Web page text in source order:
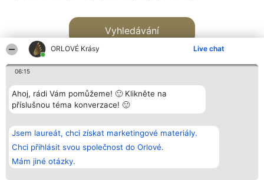
ORLOVÉ Krásy Live chat
06:15
Ahoj, rádi Vám pomůžeme! 🙂 Klikněte na
příslušnou téma konverzace! 🙂
Jsem laureát, chci získat marketingové materiály.
Chci přihlásit svou společnost do Orlové.
Mám jiné otázky.
Vyhledávání
Bright Side Solutions sp. z o.
o. sp. k.
ul. Ruska 22
Wrocław 50-079
KRS 0000749100 | Regon
381313360 | NIP 8943132676
Vítězové
Seznam všech
laureátů
Zásady
Zásady
Kontakt